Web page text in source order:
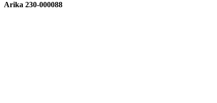
Arika 230-000088